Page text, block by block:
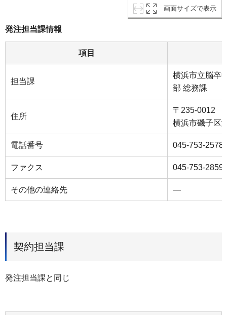
画面サイズで表示
発注担当課情報
項目
担当課
横浜市立脳卒
部 総務課
住所
〒235-0012
横浜市磯子区
電話番号 045-753-2578
ファクス 045-753-2859
その他の連絡先 ―
契約担当課
発注担当課と同じ